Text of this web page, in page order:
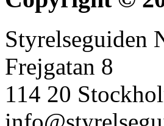
Styrelseguiden
Frejgatan 8
114 20